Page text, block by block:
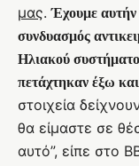
μας.Έχουμε αυτήν
συνδυασμός
Ηλιακού
πετάχτηκαν έξω
στοιχεία
θα είμαστε σε
αυτό”, είπε στο